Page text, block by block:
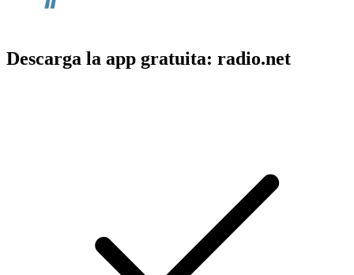
Descarga la app gratuita: radio.net